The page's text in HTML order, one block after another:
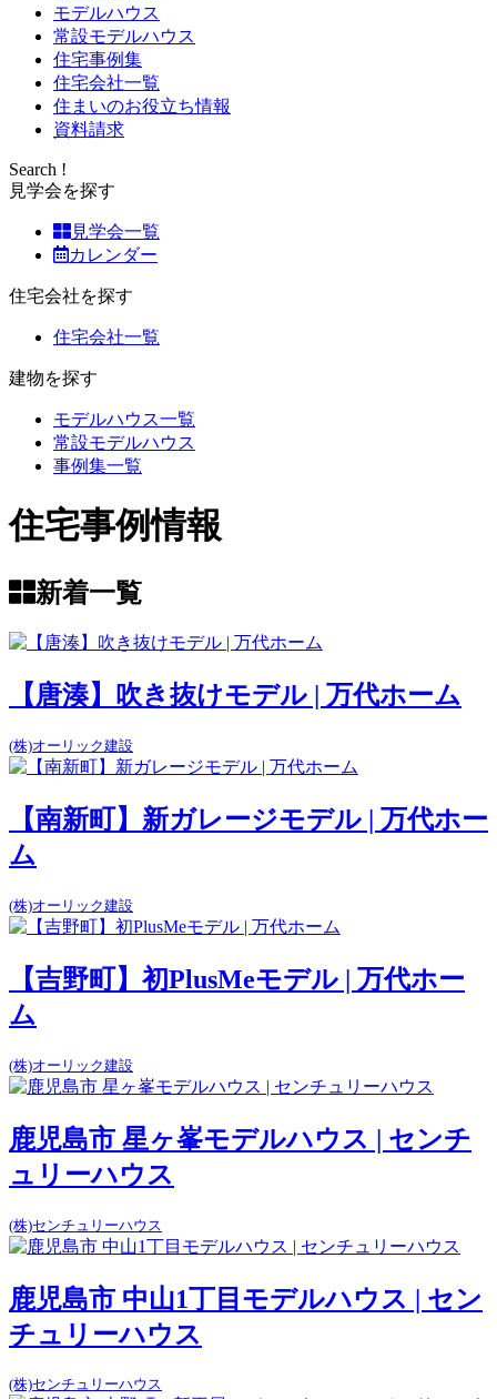
モデルハウス
常設モデルハウス
住宅事例集
住宅会社一覧
住まいのお役立ち情報
資料請求
Search !
見学会を探す
見学会一覧
カレンダー
住宅会社を探す
住宅会社一覧
建物を探す
モデルハウス一覧
常設モデルハウス
事例集一覧
住宅事例情報
新着一覧
【唐湊】吹き抜けモデル | 万代ホーム
(株)オーリック建設
【南新町】新ガレージモデル | 万代ホー
ム
(株)オーリック建設
【吉野町】初PlusMeモデル | 万代ホー
ム
(株)オーリック建設
鹿児島市 星ヶ峯モデルハウス | センチ
ュリーハウス
(株)センチュリーハウス
鹿児島市 中山1丁目モデルハウス | セン
チュリーハウス
(株)センチュリーハウス